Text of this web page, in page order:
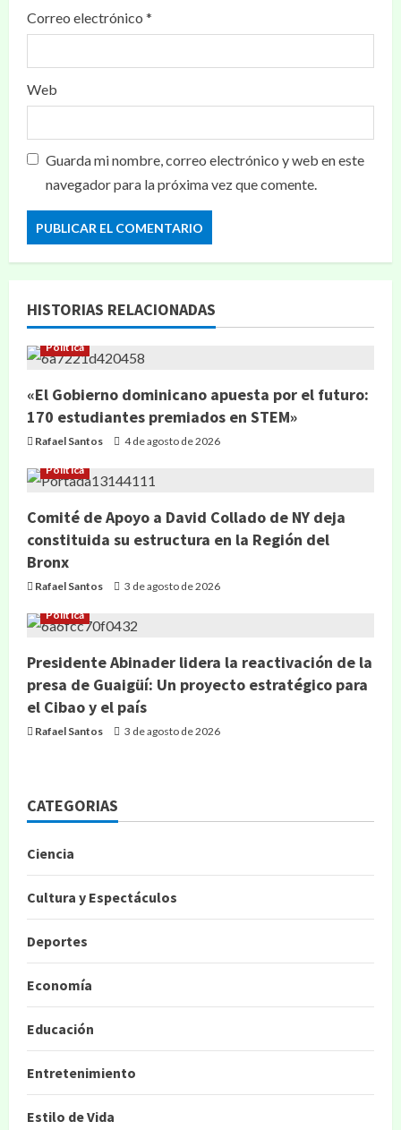
Correo electrónico *
Web
Guarda mi nombre, correo electrónico y web en este
navegador para la próxima vez que comente.
HISTORIAS RELACIONADAS
Política
«El Gobierno dominicano apuesta por el futuro:
170 estudiantes premiados en STEM»
Rafael Santos 4 de agosto de 2026
Política
Comité de Apoyo a David Collado de NY deja
constituida su estructura en la Región del
Bronx
Rafael Santos 3 de agosto de 2026
Política
Presidente Abinader lidera la reactivación de la
presa de Guaigüí: Un proyecto estratégico para
el Cibao y el país
Rafael Santos 3 de agosto de 2026
CATEGORIAS
Ciencia
Cultura y Espectáculos
Deportes
Economía
Educación
Entretenimiento
Estilo de Vida